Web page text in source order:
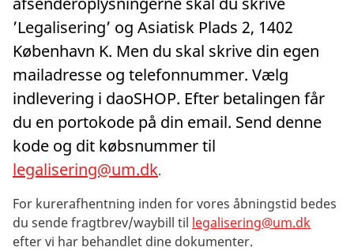
’Legalisering’ og Asiatisk Plads 2, 1402
København K. Men du skal skrive din egen
mailadresse og telefonnummer. Vælg
indlevering i daoSHOP. Efter betalingen får
du en portokode på din email. Send denne
kode og dit købsnummer til
legalisering@um.dk.
For kurerafhentning inden for vores åbningstid bedes
du sende fragtbrev/waybill til legalisering@um.dk
efter vi har behandlet dine dokumenter.